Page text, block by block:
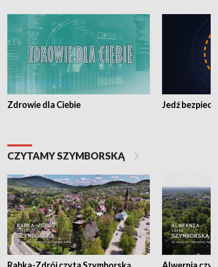
Zdrowie dla Ciebie Jedź
CZYTAMY SZYMBORSKĄ
Rabka-Zdrój czyta Szymborską Alwernia